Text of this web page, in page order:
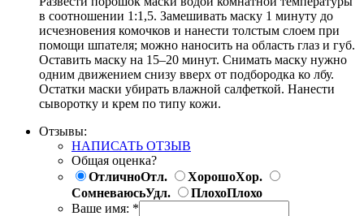
в соотношении 1:1,5. Замешивать маску 1 минуту до
исчезновения комочков и нанести толстым слоем при
помощи шпателя; можно наносить на область глаз и губ.
Оставить маску на 15–20 минут. Снимать маску нужно
одним движением снизу вверх от подбородка ко лбу.
Остатки маски убирать влажной салфеткой. Нанести
сыворотку и крем по типу кожи.
Отзывы:
НАПИСАТЬ ОТЗЫВ
Общая оценка?
ОтличноОтл. ХорошоХор.
СомневаюсьУдл. ПлохоПлохо
Ваше имя: *